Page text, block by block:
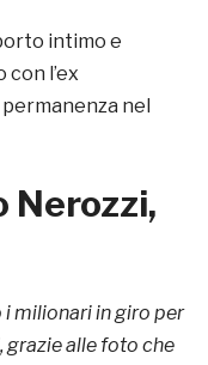
intimo e
l’ex
nel
Nerozzi,
milionari in giro per
grazie alle foto che